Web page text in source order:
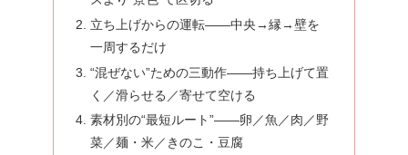
立ち上げからの運転——中央→縁→壁を
一周するだけ
“混ぜない”ための三動作——持ち上げて置
く／滑らせる／寄せて空ける
素材別の“最短ルート”——卵／魚／肉／野
菜／麺・米／きのこ・豆腐